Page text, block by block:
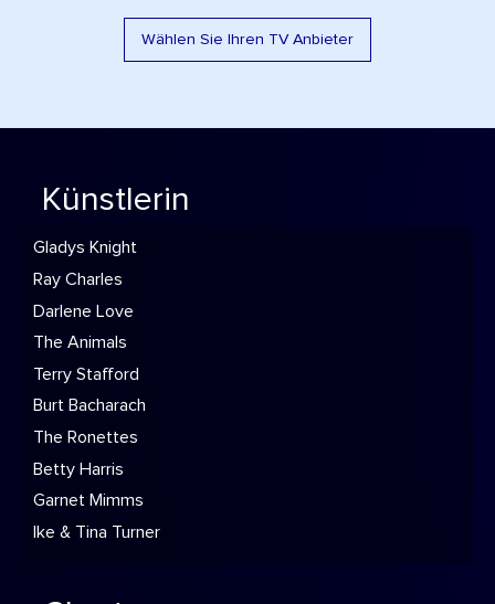
Wählen Sie Ihren TV Anbieter
Künstlerin
Gladys Knight
Ray Charles
Darlene Love
The Animals
Terry Stafford
Burt Bacharach
The Ronettes
Betty Harris
Garnet Mimms
Ike & Tina Turner